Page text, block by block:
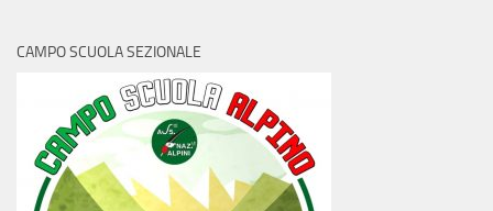
CAMPO SCUOLA SEZIONALE